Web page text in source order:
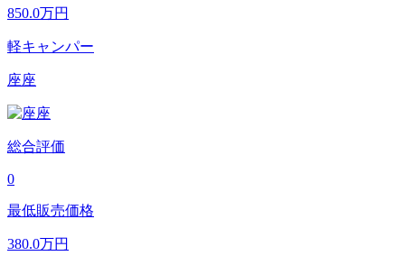
850.0万円
軽キャンパー
座座
総合評価
0
最低販売価格
380.0万円